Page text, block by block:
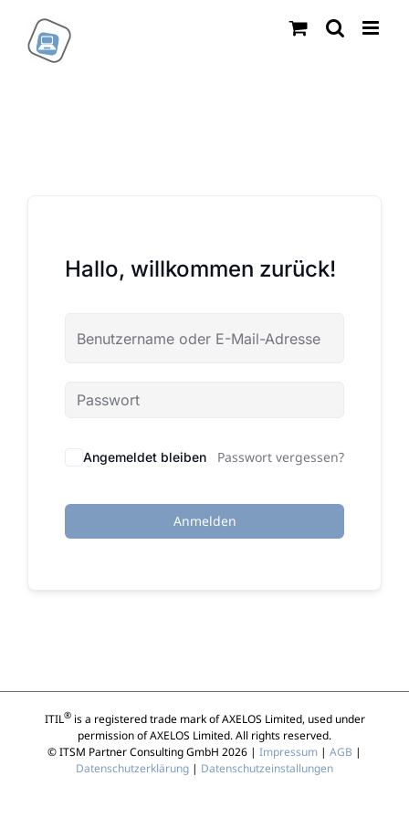
Inhalt
springen
Hallo, willkommen zurück!
Angemeldet bleiben Passwort vergessen?
Anmelden
ITIL®is a registered trade mark of AXELOS Limited, used under
permission of AXELOS Limited. All rights reserved.
© ITSM Partner Consulting GmbH 2026 | Impressum | AGB |
Datenschutzerklärung | Datenschutzeinstallungen